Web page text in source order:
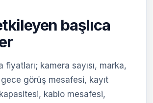
başlıca
fiyatları; kamera sayısı, marka,
görüş mesafesi, kayıt
kablo mesafesi,